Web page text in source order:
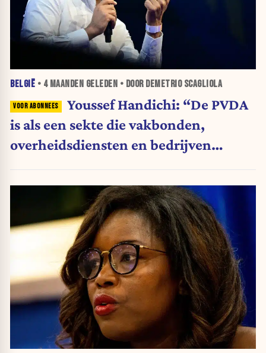
BELGIË • 4 MAANDEN GELEDEN • DOOR DEMETRIO SCAGLIOLA
Youssef Handichi: “De PVDA
is als een sekte die vakbonden,
overheidsdiensten en bedrijven